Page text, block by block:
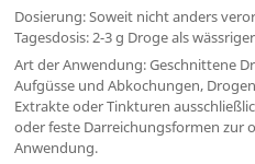
Dosierung: Soweit nicht anders
Tagesdosis: 2-3 g Droge als
Art der Anwendung: Geschnittene
Aufgüsse und Abkochungen,
Extrakte oder Tinkturen
oder feste Darreichungsformen zur
Anwendung.